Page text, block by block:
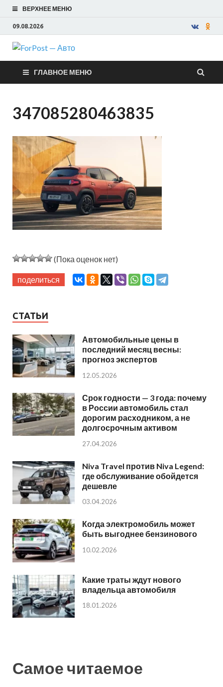
ВЕРХНЕЕ МЕНЮ
09.08.2026
ForPost —
Авто
ГЛАВНОЕ МЕНЮ
347085280463835
(Пока оценок нет)
поделиться
СТАТЬИ
Автомобильные цены в
последний месяц весны:
прогноз экспертов
12.05.2026
Срок годности — 3 года: почему
в России автомобиль стал
дорогим расходником, а не
долгосрочным активом
27.04.2026
Niva Travel против Niva Legend:
где обслуживание обойдется
дешевле
03.04.2026
Когда электромобиль может
быть выгоднее бензинового
10.02.2026
Какие траты ждут нового
владельца автомобиля
18.01.2026
Самое читаемое